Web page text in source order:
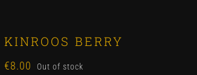
KINROOS BERRY
€8.00 Out of stock